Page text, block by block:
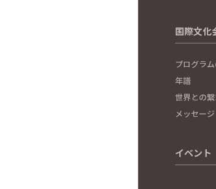
国際文化
プログラ
年譜
世界との
メッセージ
イベント